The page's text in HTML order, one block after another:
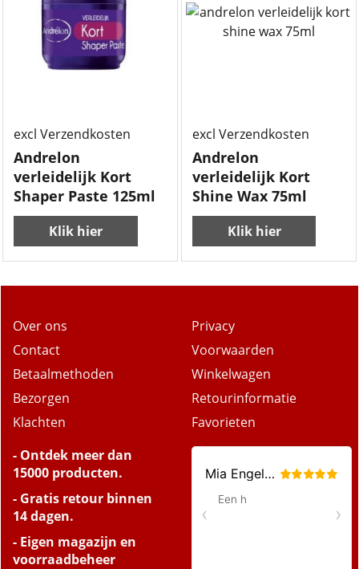
€4.99
excl Verzendkosten
Andrelon
verleidelijk Kort
Shaper Paste 125ml
Klik hier
€3.50
excl Verzendkosten
Andrelon
verleidelijk Kort
Shine Wax 75ml
Klik hier
Over ons
Contact
Betaalmethoden
Bezorgen
Klachten
Privacy
Voorwaarden
Winkelwagen
Retourinformatie
Favorieten
- Ontdek meer dan
15000 producten.
- Gratis retour binnen
14 dagen.
- Eigen magazijn en
voorraadbeheer